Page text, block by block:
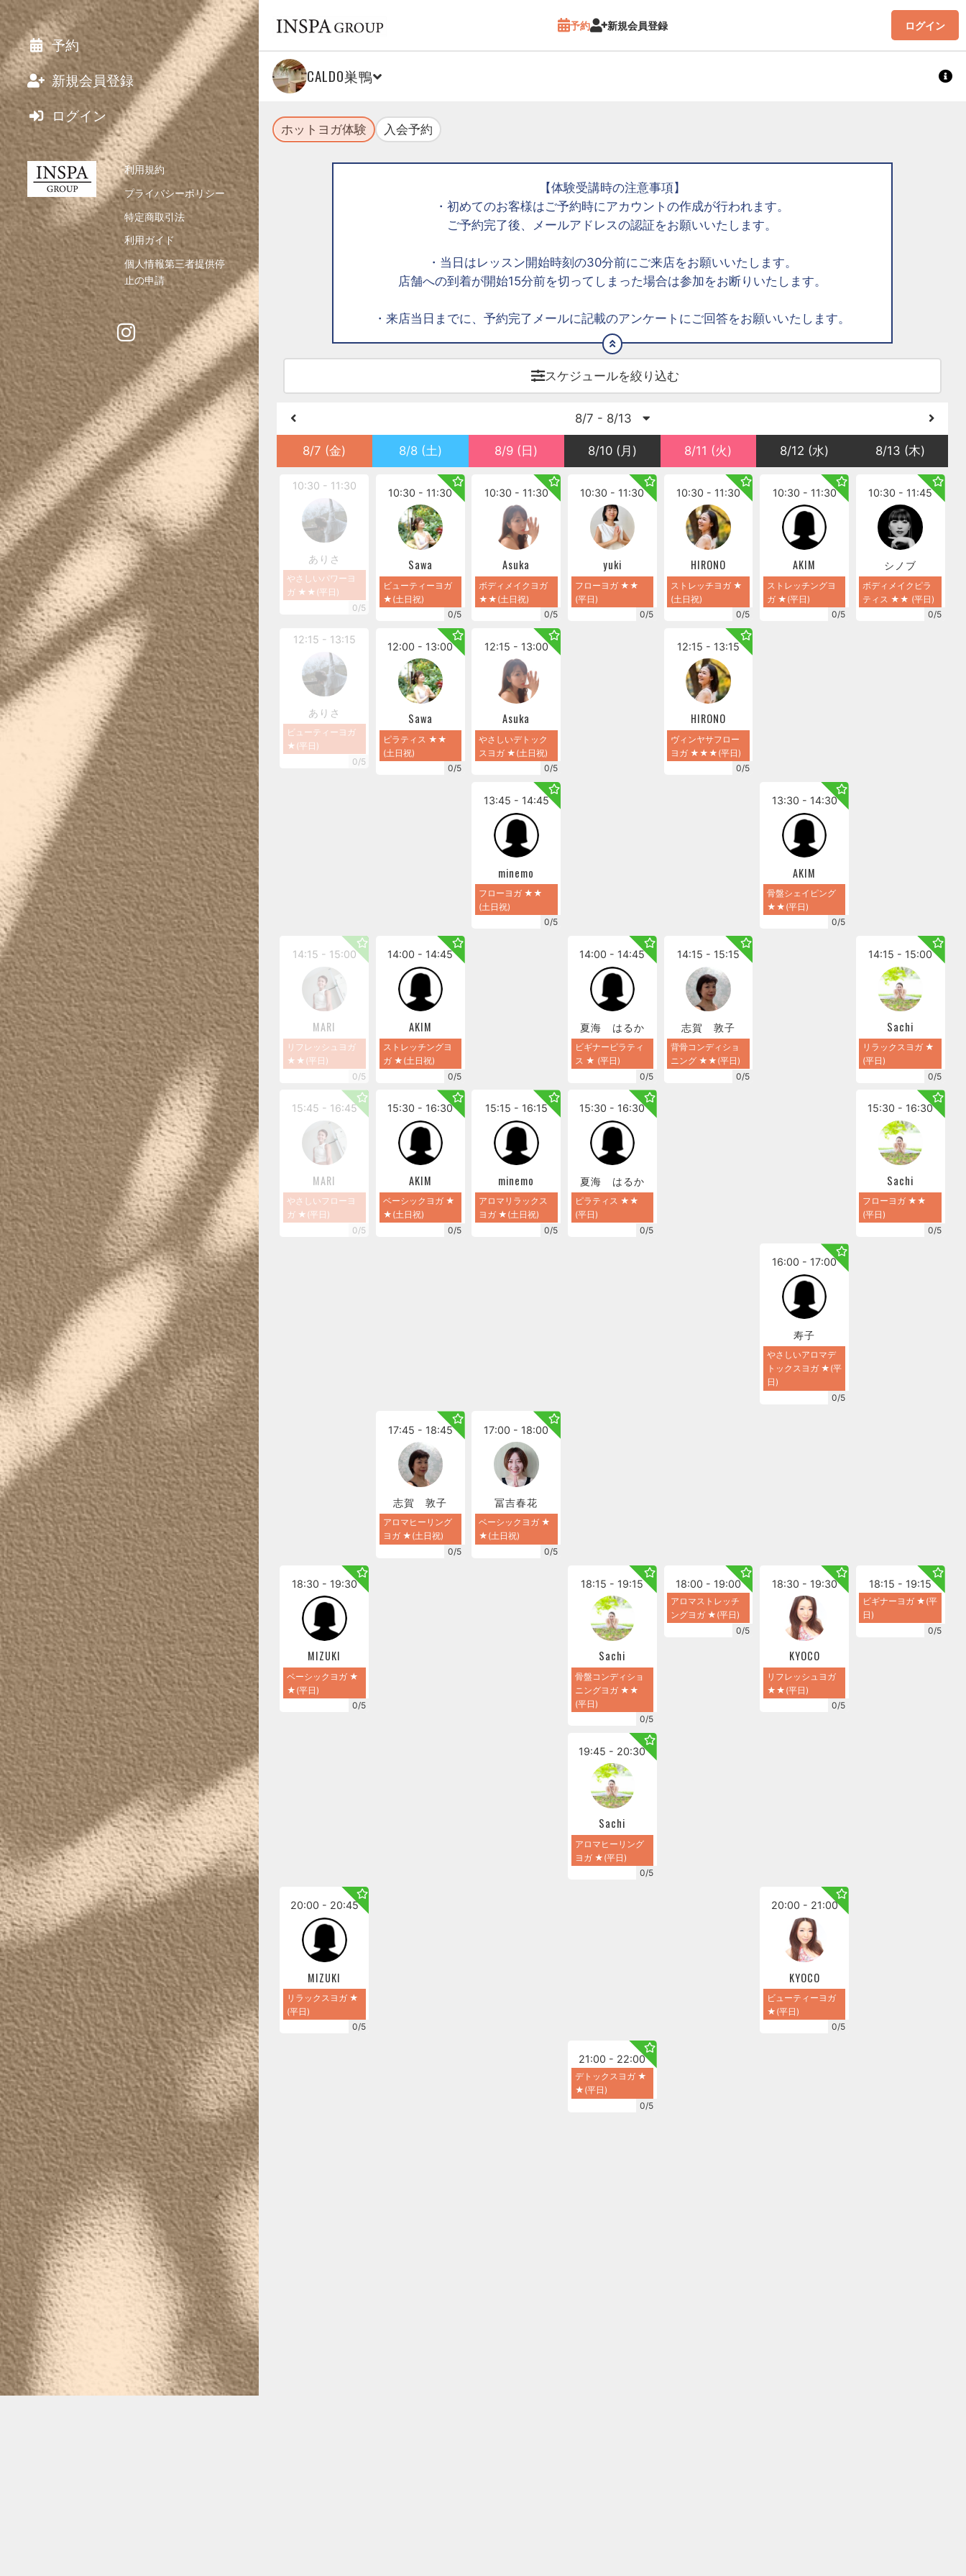
予約 新規会員登録 ログイン
CALDO巣鴨
ホットヨガ体験 入会予約
【体験受講時の注意事項】
・初めてのお客様はご予約時にアカウントの作成が行われます。
ご予約完了後、メールアドレスの認証をお願いいたします。
・当日はレッスン開始時刻の30分前にご来店をお願いいたします。
店舗への到着が開始15分前を切ってしまった場合は参加をお断りいたします。
・来店当日までに、予約完了メールに記載のアンケートにご回答をお願いいたします。
スケジュールを絞り込む
8/7 - 8/13
8/7 (金) 8/8 (土) 8/9 (日) 8/10 (月) 8/11 (火) 8/12 (水) 8/13 (木)
10:30 - 11:30
ありさ
やさしいパワーヨ
ガ ★★(平日)
0/5
10:30 - 11:30
Sawa
ビューティーヨガ
★(土日祝)
0/5
10:30 - 11:30
Asuka
ボディメイクヨガ
★★(土日祝)
0/5
10:30 - 11:30
yuki
フローヨガ ★★
(平日)
0/5
10:30 - 11:30
HIRONO
ストレッチヨガ ★
(土日祝)
0/5
10:30 - 11:30
AKIM
ストレッチングヨ
ガ ★(平日)
0/5
10:30 - 11:45
シノブ
ボディメイクピラ
ティス ★★ (平日)
0/5
12:15 - 13:15
ありさ
ビューティーヨガ
★(平日)
0/5
12:00 - 13:00
Sawa
ピラティス ★★
(土日祝)
0/5
12:15 - 13:00
Asuka
やさしいデトック
スヨガ ★(土日祝)
0/5
12:15 - 13:15
HIRONO
ヴィンヤサフロー
ヨガ ★★★(平日)
0/5
13:45 - 14:45
minemo
フローヨガ ★★
(土日祝)
0/5
13:30 - 14:30
AKIM
骨盤シェイピング
★★(平日)
0/5
14:15 - 15:00
MARI
リフレッシュヨガ
★★(平日)
0/5
14:00 - 14:45
AKIM
ストレッチングヨ
ガ ★(土日祝)
0/5
14:00 - 14:45
夏海 はるか
ビギナーピラティ
ス ★ (平日)
0/5
14:15 - 15:15
志賀 敦子
背骨コンディショ
ニング ★★(平日)
0/5
14:15 - 15:00
Sachi
リラックスヨガ ★
(平日)
0/5
15:45 - 16:45
MARI
やさしいフローヨ
ガ ★(平日)
0/5
15:30 - 16:30
AKIM
ベーシックヨガ ★
★(土日祝)
0/5
15:15 - 16:15
minemo
アロマリラックス
ヨガ ★(土日祝)
0/5
15:30 - 16:30
夏海 はるか
ピラティス ★★
(平日)
0/5
15:30 - 16:30
Sachi
フローヨガ ★★
(平日)
0/5
16:00 - 17:00
寿子
やさしいアロマデ
トックスヨガ ★(平
日)
0/5
17:45 - 18:45
志賀 敦子
アロマヒーリング
ヨガ ★(土日祝)
0/5
17:00 - 18:00
冨吉春花
ベーシックヨガ ★
★(土日祝)
0/5
18:30 - 19:30
MIZUKI
ベーシックヨガ ★
★(平日)
0/5
18:15 - 19:15
Sachi
骨盤コンディショ
ニングヨガ ★★
(平日)
0/5
18:00 - 19:00
アロマストレッチ
ングヨガ ★(平日)
0/5
18:30 - 19:30
KYOCO
リフレッシュヨガ
★★(平日)
0/5
18:15 - 19:15
ビギナーヨガ ★(平
日)
0/5
19:45 - 20:30
Sachi
アロマヒーリング
ヨガ ★(平日)
0/5
20:00 - 20:45
MIZUKI
リラックスヨガ ★
(平日)
0/5
20:00 - 21:00
KYOCO
ビューティーヨガ
★(平日)
0/5
21:00 - 22:00
デトックスヨガ ★
★(平日)
0/5
予約
新規会員登録
ログイン
利用規約
プライバシーポリシー
特定商取引法
利用ガイド
個人情報第三者提供停
止の申請